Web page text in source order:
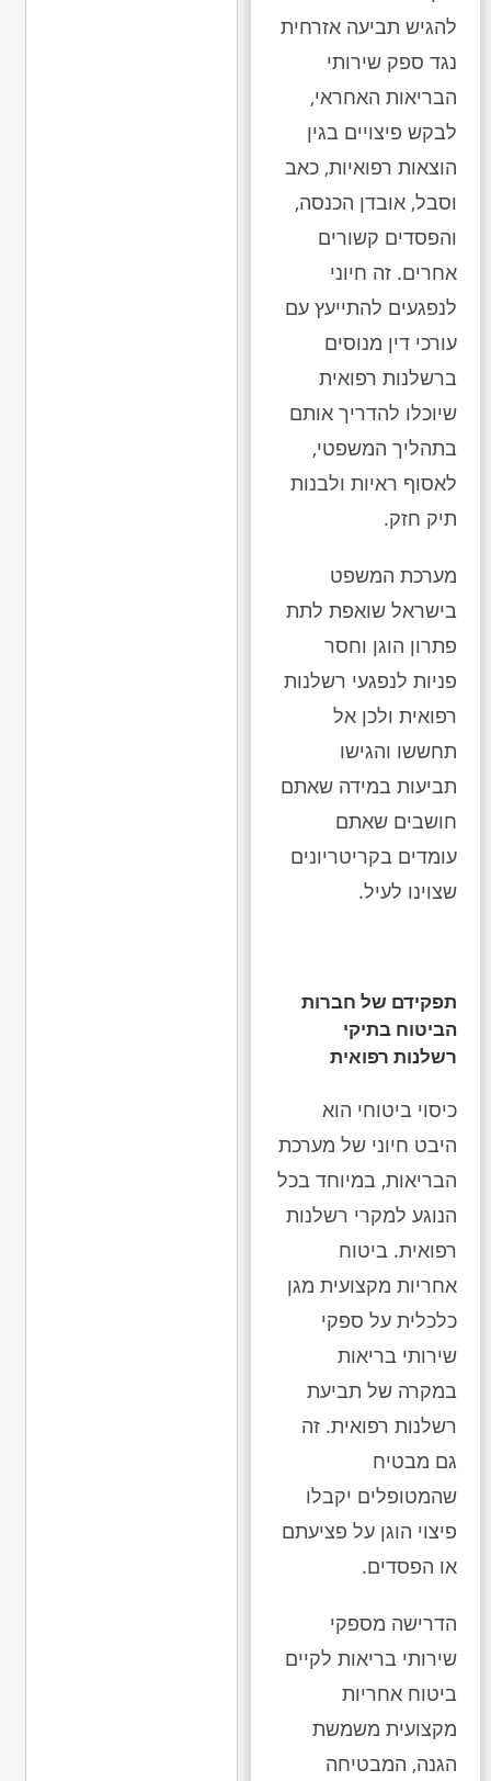
להגיש תביעה אזרחית
נגד ספק שירותי
הבריאות האחראי,
לבקש פיצויים בגין
הוצאות רפואיות, כאב
וסבל, אובדן הכנסה,
והפסדים קשורים
אחרים. זה חיוני
לנפגעים להתייעץ עם
עורכי דין מנוסים
ברשלנות רפואית
שיוכלו להדריך אותם
בתהליך המשפטי,
לאסוף ראיות ולבנות
תיק חזק.
מערכת המשפט
בישראל שואפת לתת
פתרון הוגן וחסר
פניות לנפגעי רשלנות
רפואית ולכן אל
תחששו והגישו
תביעות במידה שאתם
חושבים שאתם
עומדים בקריטריונים
שצוינו לעיל.
תפקידם של חברות
הביטוח בתיקי
רשלנות רפואית
כיסוי ביטוחי הוא
היבט חיוני של מערכת
הבריאות, במיוחד בכל
הנוגע למקרי רשלנות
רפואית. ביטוח
אחריות מקצועית מגן
כלכלית על ספקי
שירותי בריאות
במקרה של תביעת
רשלנות רפואית. זה
גם מבטיח
שהמטופלים יקבלו
פיצוי הוגן על פציעתם
או הפסדים.
הדרישה מספקי
שירותי בריאות לקיים
ביטוח אחריות
מקצועית משמשת
הגנה, המבטיחה